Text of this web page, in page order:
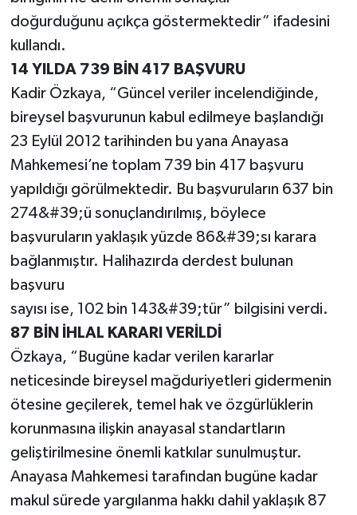
doğurduğunu açıkça göstermektedir” ifadesini
kullandı.
14 YILDA 739 BİN 417 BAŞVURU
Kadir Özkaya, “Güncel veriler incelendiğinde,
bireysel başvurunun kabul edilmeye başlandığı
23 Eylül 2012 tarihinden bu yana Anayasa
Mahkemesi’ne toplam 739 bin 417 başvuru
yapıldığı görülmektedir. Bu başvuruların 637 bin
274&#39;ü sonuçlandırılmış, böylece
başvuruların yaklaşık yüzde 86&#39;sı karara
bağlanmıştır. Halihazırda derdest bulunan
başvuru
sayısı ise, 102 bin 143&#39;tür” bilgisini verdi.
87 BİN İHLAL KARARI VERİLDİ
Özkaya, “Bugüne kadar verilen kararlar
neticesinde bireysel mağduriyetleri gidermenin
ötesine geçilerek, temel hak ve özgürlüklerin
korunmasına ilişkin anayasal standartların
geliştirilmesine önemli katkılar sunulmuştur.
Anayasa Mahkemesi tarafından bugüne kadar
makul sürede yargılanma hakkı dahil yaklaşık 87